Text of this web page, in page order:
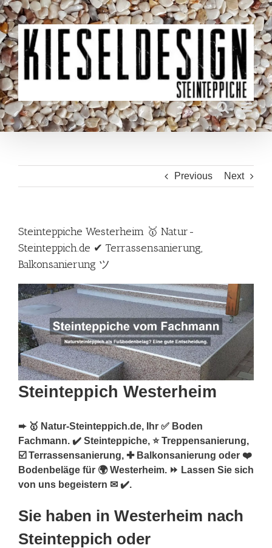
Skip
to
content
Previous Next
Steinteppiche Westerheim 🥇 Natur-
Steinteppich.de ✔ Terrassensanierung,
Balkonsanierung ツ
Steinteppich Westerheim
➨ 🥇 Natur-Steinteppich.de, Ihr ✅ Boden
Fachmann. ✔️ Steinteppiche, ⭐ Treppensanierung,
☑️ Terrassensanierung, ✚ Balkonsanierung oder ❤️
Bodenbeläge für 🌍 Westerheim. ⏩ Lassen Sie sich
von uns begeistern ✉ ✔️.
Sie haben in Westerheim nach
Steinteppich oder